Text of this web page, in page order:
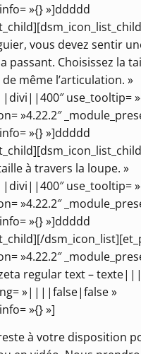
»{} »]ddddd
vous devez sentir
passant. Choisissez la
même l’articulation. »
use_tooltip=
»4.22.2″
»{} »]ddddd
à travers la loupe. »
use_tooltip=
»4.22.2″
»{} »]ddddd
»4.22.2″
regular text –
»||||false|false »
»{} »]
à votre disposition